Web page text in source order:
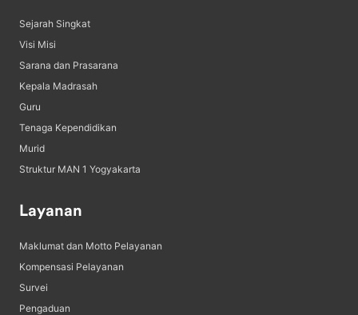
Sejarah Singkat
Visi Misi
Sarana dan Prasarana
Kepala Madrasah
Guru
Tenaga Kependidikan
Murid
Struktur MAN 1 Yogyakarta
Layanan
Maklumat dan Motto Pelayanan
Kompensasi Pelayanan
Survei
Pengaduan